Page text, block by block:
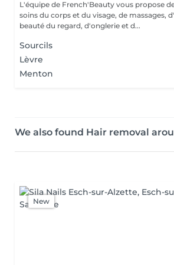
L'équipe de French'Beauty vous propose
soins du corps et du visage, de massages,
beauté du regard, d'onglerie et d...
Sourcils
Lèvre
Menton
We also found Hair removal
New